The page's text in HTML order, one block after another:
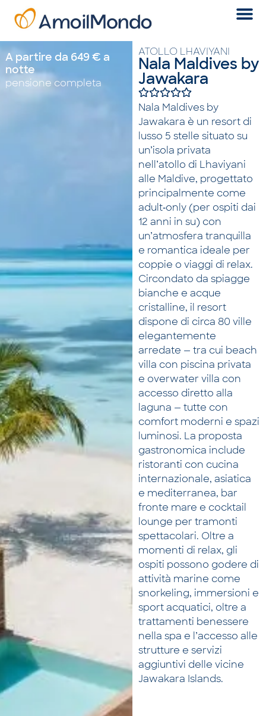
A partire da 649 € a
notte
pensione completa
ATOLLO LHAVIYANI
Nala Maldives by
Jawakara
Nala Maldives by
Jawakara è un resort di
lusso 5 stelle situato su
un’isola privata
nell’atollo di Lhaviyani
alle Maldive, progettato
principalmente come
adult‑only (per ospiti dai
12 anni in su) con
un’atmosfera tranquilla
e romantica ideale per
coppie o viaggi di relax.
Circondato da spiagge
bianche e acque
cristalline, il resort
dispone di circa 80 ville
elegantemente
arredate — tra cui beach
villa con piscina privata
e overwater villa con
accesso diretto alla
laguna — tutte con
comfort moderni e spazi
luminosi. La proposta
gastronomica include
ristoranti con cucina
internazionale, asiatica
e mediterranea, bar
fronte mare e cocktail
lounge per tramonti
spettacolari. Oltre a
momenti di relax, gli
ospiti possono godere di
attività marine come
snorkeling, immersioni e
sport acquatici, oltre a
trattamenti benessere
nella spa e l’accesso alle
strutture e servizi
aggiuntivi delle vicine
Jawakara Islands.